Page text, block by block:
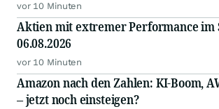
vor 10 Minuten
Aktien mit extremer Performance im
06.08.2026
vor 10 Minuten
Amazon nach den Zahlen: KI-Boom,
– jetzt noch einsteigen?